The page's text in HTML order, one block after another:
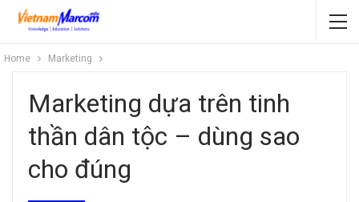
Home Marketing
Marketing dựa trên tinh
thần dân tộc – dùng sao
cho đúng